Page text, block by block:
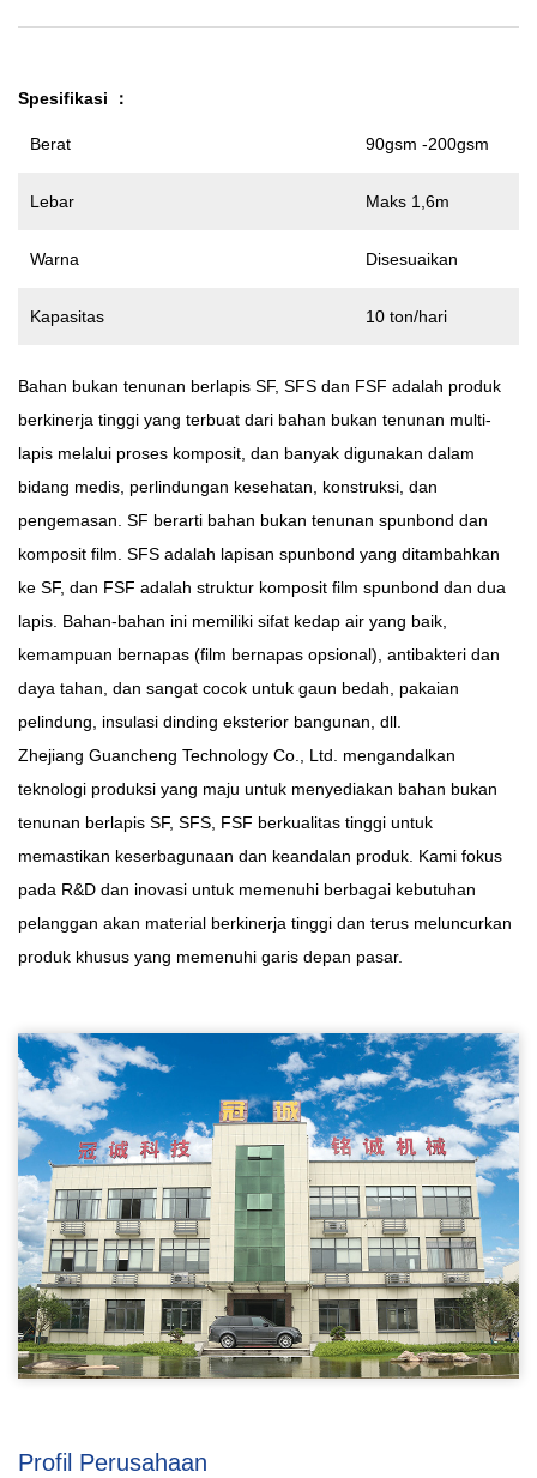
Film. Mereka Memiliki Ketahanan Air Yang Baik, Kemampuan
Banyak Digunakan Di Bidang Medis, Perlindungan, Konstruksi
Spesifikasi ：
Berat 90gsm -200gsm
Lebar Maks 1,6m
Warna Disesuaikan
Kapasitas 10 ton/hari
Bahan bukan tenunan berlapis SF, SFS dan FSF adalah produk
berkinerja tinggi yang terbuat dari bahan bukan tenunan multi-
lapis melalui proses komposit, dan banyak digunakan dalam
bidang medis, perlindungan kesehatan, konstruksi, dan
pengemasan. SF berarti bahan bukan tenunan spunbond dan
komposit film. SFS adalah lapisan spunbond yang ditambahkan
ke SF, dan FSF adalah struktur komposit film spunbond dan dua
lapis. Bahan-bahan ini memiliki sifat kedap air yang baik,
kemampuan bernapas (film bernapas opsional), antibakteri dan
daya tahan, dan sangat cocok untuk gaun bedah, pakaian
pelindung, insulasi dinding eksterior bangunan, dll.
Zhejiang Guancheng Technology Co., Ltd. mengandalkan
teknologi produksi yang maju untuk menyediakan bahan bukan
tenunan berlapis SF, SFS, FSF berkualitas tinggi untuk
memastikan keserbagunaan dan keandalan produk. Kami fokus
pada R&D dan inovasi untuk memenuhi berbagai kebutuhan
pelanggan akan material berkinerja tinggi dan terus meluncurkan
produk khusus yang memenuhi garis depan pasar.
Profil Perusahaan